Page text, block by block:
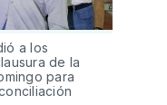
a los
de la
para